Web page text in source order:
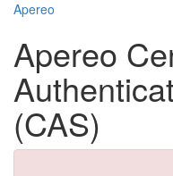
Apereo
Apereo
(CAS)